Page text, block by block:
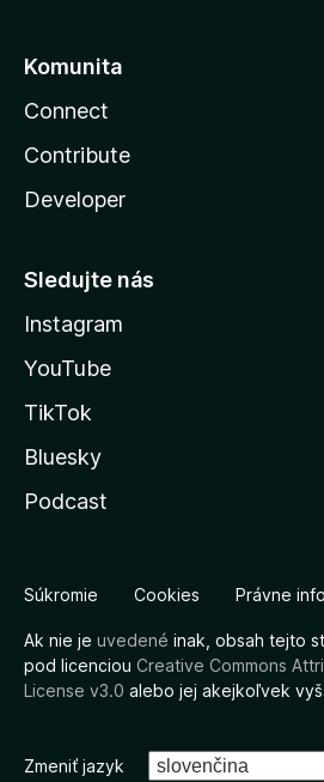
Komunita
Connect
Contribute
Developer
Sledujte nás
Instagram
YouTube
TikTok
Bluesky
Podcast
Súkromie Cookies Právne
Ak nie je uvedené inak, obsah tejto
pod licenciou Creative Commons
License v3.0 alebo jej akejkoľvek
Zmeniť jazyk